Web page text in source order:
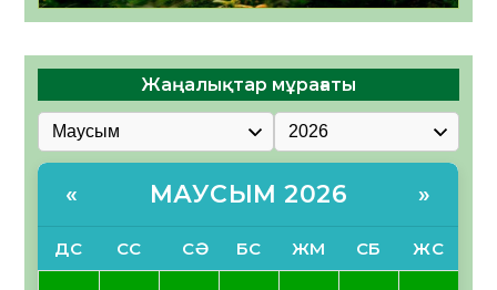
Жаңалықтар мұрағаты
« МАУСЫМ 2026 »
ДС СС СӘ БС ЖМ СБ ЖС